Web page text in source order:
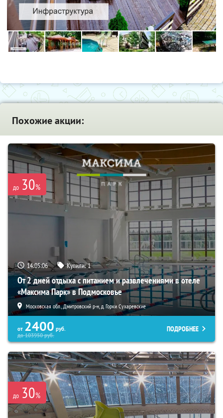
Похожие акции:
до 30%
14:05:04 Купили:1
От 2 дней отдыха с питанием и развлечениями в отеле
«Максима Парк» в Подмосковье
Московская обл., Дмитровский р-н, д. Горки Сухаревские
от 2400 руб.
до103950руб.
ПОДРОБНЕЕ
до 30%